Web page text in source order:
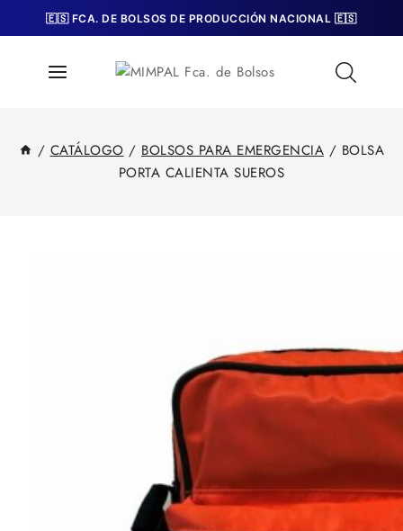
to
🇪🇸 FCA. DE BOLSOS DE PRODUCCIÓN NACIONAL 🇪🇸
/ CATÁLOGO / BOLSOS PARA EMERGENCIA / BOLSA
PORTA CALIENTA SUEROS